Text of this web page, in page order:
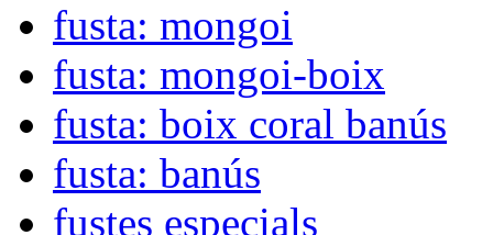
fusta: mongoi
fusta: mongoi-boix
fusta: boix coral banús
fusta: banús
fustes especials